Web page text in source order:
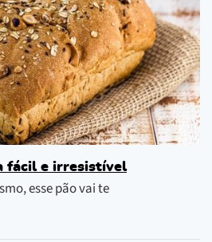
fácil e irresistível
esse pão vai te